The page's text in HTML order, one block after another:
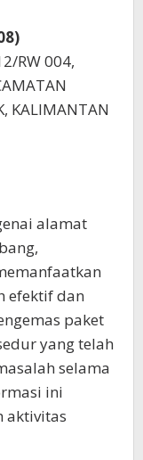
RW 004,
KALIMANTAN
alamat
efektif dan
paket
yang telah
selama
ini
aktivitas